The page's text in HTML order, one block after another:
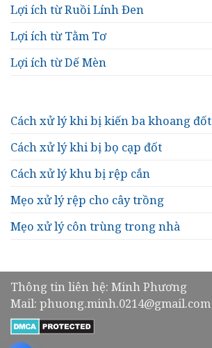
Lợi ích từ Ruồi Lính Đen
Lợi ích từ Tằm Tơ
Lợi ích từ Dế Mèn
Cách xử lý khi bị kiến ba khoang đốt
Cách xử lý khi bị bọ cạp đốt
Cách xử lý khu bị rệp cắn
Mẹo xử lý rệp cho cây trồng
Mẹo xử lý côn trùng trong nhà
Thông tin liên hệ: Minh Phương
Mail: phuong.minh.0214@gmail.com